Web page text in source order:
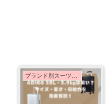
ブランド別スーツケース